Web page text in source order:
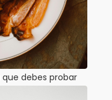
debes probar